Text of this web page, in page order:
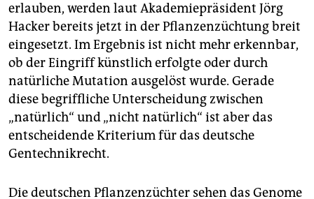
erlauben, werden laut Akademiepräsident Jörg
Hacker bereits jetzt in der Pflanzenzüchtung breit
eingesetzt. Im Ergebnis ist nicht mehr erkennbar,
ob der Eingriff künstlich erfolgte oder durch
natürliche Mutation ausgelöst wurde. Gerade
diese begriffliche Unterscheidung zwischen
„natürlich“ und „nicht natürlich“ ist aber das
entscheidende Kriterium für das deutsche
Gentechnikrecht.
Die deutschen Pflanzenzüchter sehen das Genome